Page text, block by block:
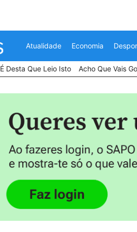
Atualidade Economia
É Desta Que Leio Isto Acho Que Vais